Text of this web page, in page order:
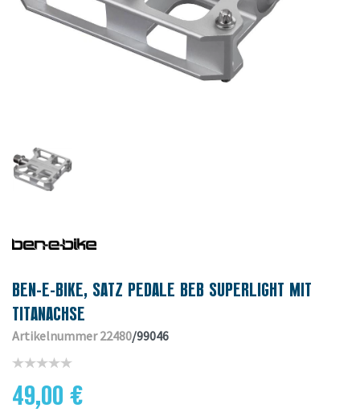
BEN-E-BIKE, SATZ PEDALE BEB SUPERLIGHT MIT
TITANACHSE
Artikelnummer 22480/99046
49,00 €